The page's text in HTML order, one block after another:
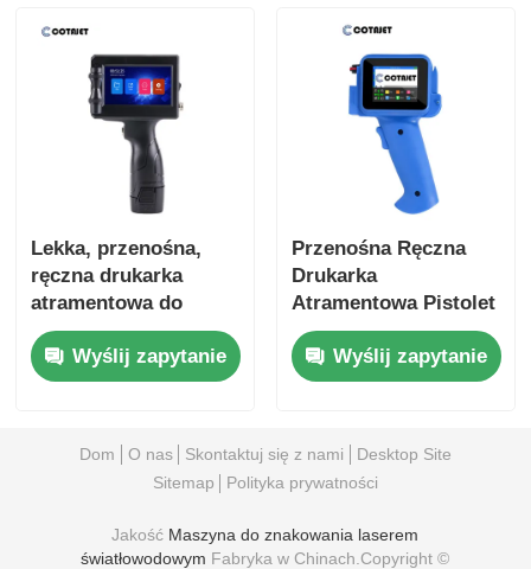
Lekka, przenośna,
ręczna drukarka
atramentowa do
kodów kreskowych
Wyślij zapytanie
Przenośna Ręczna
Drukarka
Atramentowa Pistolet
Ręczny Koder Partii
do Numerów Partii
Wyślij zapytanie
Dom O nas Skontaktuj się z nami
Desktop Site
Sitemap
Polityka prywatności
Jakość Maszyna do znakowania laserem
światłowodowym Fabryka w Chinach.Copyright ©